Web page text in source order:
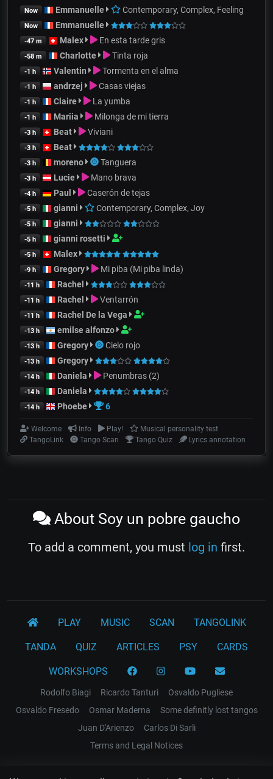
Now Emmanuelle Contemporary, Complex, Feeling
Now Emmanuelle
-47 m Malex En esta tarde gris
-58 m Charlotte Tinta roja
-1 h Valentin Tormenta en el alma
-1 h andrzej Casas viejas
-1 h Claire La yumba
-1 h Mariia Milonga de mi tierra
-3 h Beat Viviani
-3 h Beat
-3 h moreno Tanguera
-3 h Lucie Mano brava
-4 h Paul Caserón de tejas
-5 h gianni Contemporary, Complex, Joy
-5 h gianni
-5 h gianni rosetti
-5 h Malex
-9 h Gregory Mi piba (Mi piba linda)
-11 h Rachel
-11 h Rachel Ventarrón
-11 h Rachel De la Vega
-13 h emilse alfonzo
-13 h Gregory Cielo rojo
-13 h Gregory
-14 h Daniela Penumbras (2)
-14 h Daniela
-14 h Phoebe 6
Welcome Info Play!
Musical personality test
TangoLink
Tango Scan Tango Quiz Lyrics annotation
About Soy un pobre gaucho
To add a comment, you must log in first.
PLAY MUSIC SCAN TANGOLINK
TANDA QUIZ ARTICLES PSY CARDS
WORKSHOPS
Rodolfo Biagi Ricardo Tanturi
Osvaldo Pugliese
Osvaldo Fresedo
Osmar Maderna
Some definitly lost tangos
Juan D'Arienzo
Carlos Di Sarli
Terms and Legal Notices
EL RECODO TANGO